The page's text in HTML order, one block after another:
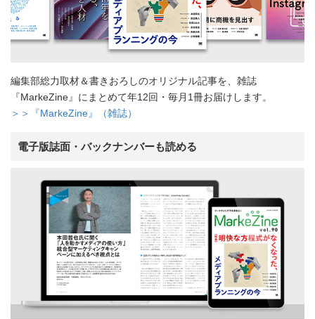
編集部総力取材＆書きおろしのオリジナル記事を、雑誌
『MarkeZine』にまとめて年12回・毎月1冊お届けします。
＞＞『MarkeZine』（雑誌）
電子版誌面・バックナンバーも読める